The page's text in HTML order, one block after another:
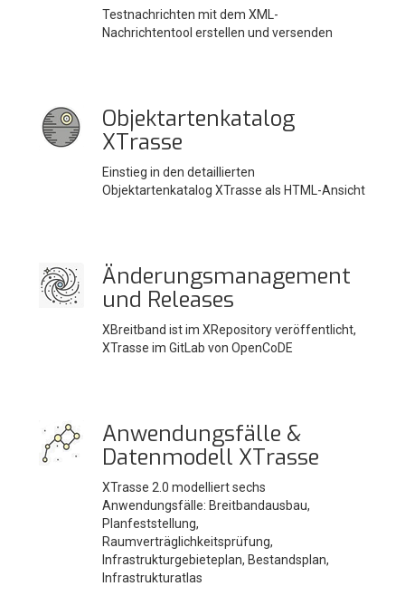
Testnachrichten mit dem XML-
Nachrichtentool erstellen und versenden
Objektartenkatalog
XTrasse
Einstieg in den detaillierten
Objektartenkatalog XTrasse als HTML-Ansicht
Änderungsmanagement
und Releases
XBreitband ist im XRepository veröffentlicht,
XTrasse im GitLab von OpenCoDE
Anwendungsfälle &
Datenmodell XTrasse
XTrasse 2.0 modelliert sechs
Anwendungsfälle: Breitbandausbau,
Planfeststellung,
Raumverträglichkeitsprüfung,
Infrastrukturgebieteplan, Bestandsplan,
Infrastrukturatlas